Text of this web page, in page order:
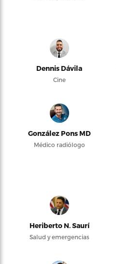
Dennis Dávila
Cine
González Pons MD
Médico radiólogo
Heriberto N. Saurí
Salud y emergencias